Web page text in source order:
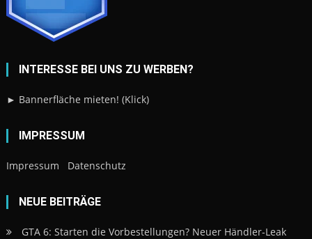
INTERESSE BEI UNS ZU WERBEN?
► Bannerfläche mieten! (Klick)
IMPRESSUM
Impressum Datenschutz
NEUE BEITRÄGE
GTA 6: Starten die Vorbestellungen? Neuer Händler-Leak